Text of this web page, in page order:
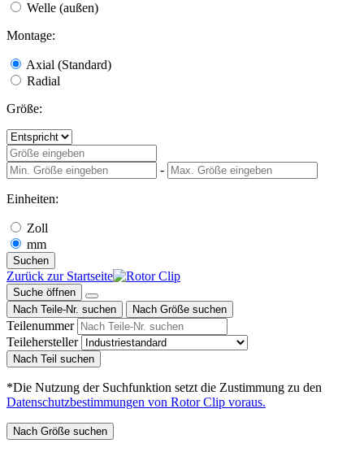
Welle (außen)
Montage:
Axial (Standard)
Radial
Größe:
-
Einheiten:
Zoll
mm
Suchen
Zurück zur Startseite
Suche öffnen
Nach Teile-Nr. suchen
Nach Größe suchen
Teilenummer
Teilehersteller
Nach Teil suchen
*Die Nutzung der Suchfunktion setzt die Zustimmung zu den
Datenschutzbestimmungen von Rotor Clip voraus.
Nach Größe suchen